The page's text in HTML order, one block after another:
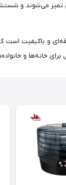
می‌شوند و
و باکیفیت است
برای خانه‌ها و